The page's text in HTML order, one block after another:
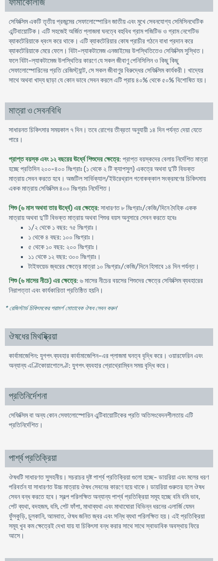
ফার্মাকোলজি
সেফিক্সিম একটি তৃতীয় প্রজন্মের সেফালোস্পোরিন জাতীয় এবং মুখে সেবনযোগ্য সেমিসিনথেটিক
এন্টিবায়োটিক। এটি সহজেই অর্জিত প্লাজমা ঘনত্বে বহুবিধ গ্রাম পজিটিভ ও গ্রাম নেগেটিভ
ব্যাকটেরিয়াকে ধ্বংস করে থাকে। এটি ব্যাকটেরিয়ার কোষ প্রাচীর গঠনে বাধা প্রদান করে
ব্যাকটেরিয়াকে মেরে ফেলে। বিটা-ল্যাকটামেজ এনজাইমের উপস্থিতিতেও সেফিক্সিম সুস্থিত।
ফলে বিটা-ল্যাকটামেজ উপস্থিতির কারণে যে সকল জীবাণু পেনিসিলিন ও কিছু কিছু
সেফালোস্পোরিনের প্রতি রেজিস্ট্যান্ট, সে সকল জীবাণুর বিরুদ্ধের সেফিক্সিম কার্যকরী। খাদ্যের
সাথে অথবা খাদ্য ছাড়া যে কোন ভাবে সেবন করলে এটি প্রায় ৪০% থেকে ৫০% বিশোষিত হয়।
মাত্রা ও সেবনবিধি
সাধারনত চিকিৎসার সময়কাল ৭ দিন। তবে রোগের তীব্রতা অনুযায়ী ১৪ দিন পর্যন্ত দেয়া যেতে
পারে।
প্রাপ্ত বয়স্ক এবং ১২ বছরের ঊর্ধ্বে শিশুদের ক্ষেত্রে: প্রাপ্ত বয়স্কদের বেলায় নির্দেশিত মাত্রা
হচ্ছে প্রতিদিন ২০০-৪০০ মিঃগ্রাঃ (১ থেকে ২ টি ক্যাপসুল) একত্রে অথবা দু’টি বিভক্ত
মাত্রায় সেবন করতে হবে। অজটিল সার্ভিক্যাল/ইউরেথ্রাল গনোকক্কাল সংক্রমণের চিকিৎসায়
একক মাত্রায় সেফিক্সিম ৪০০ মিঃগ্রাঃ নির্দেশিত।
শিশু (৬ মাস অথবা তার ঊর্ধ্বে) এর ক্ষেত্রে: সাধারণত ৮ মিঃগ্রাঃ/কেজি/দিনে দৈহিক একক
মাত্রায় অথবা দু’টি বিভক্ত মাত্রায় অথবা শিশুর বয়স অনুসারে সেবন করতে হবেঃ
১/২ থেকে ১ বছর: ৭৫ মিঃগ্রাঃ।
১ থেকে ৪ বছর: ১০০ মিঃগ্রাঃ।
৫ থেকে ১০ বছর: ২০০ মিঃগ্রাঃ।
১১ থেকে ১২ বছর: ৩০০ মিঃগ্রাঃ।
টাইফয়েড জ্বরের ক্ষেত্রে মাত্রা ১০ মিঃগ্রাঃ/কেজি/দিনে হিসাবে ১৪ দিন পর্যন্ত।
শিশু (৬ মাসের নীচে) এর ক্ষেত্রে: ৬ মাসের নীচের বয়সের শিশুদের ক্ষেত্রে সেফিক্সিম ব্যবহারের
নিরাপত্তা এবং কার্যকারিতা প্রতিষ্ঠিত হয়নি।
* রেজিস্টার্ড চিকিৎসকের পরামর্শ মোতাবেক ঔষধ সেবন করুন'
ঔষধের মিথষ্ক্রিয়া
কার্বামাজেপিন: যুগপৎ ব্যবহার কার্বামাজেপিন-এর প্লাজমা ঘনত্ব বৃদ্ধি করে। ওয়ারফেরিন এবং
অন্যান্য এণ্টিকোয়াগোলেণ্ট: যুগপৎ ব্যবহার প্রোথ্রোম্বিন সময় বৃদ্ধি করে।
প্রতিনির্দেশনা
সেফিক্সিম বা অন্য কোন সেফালোস্পোরিন এন্টিবায়োটিকের প্রতি অতিসংবেদনশীলতায় এটি
প্রতিনির্দেশিত।
পার্শ্ব প্রতিক্রিয়া
ঔষধটি সাধারণত সুসহনীয়। সচরাচর দৃষ্ট পার্শ্ব প্রতিক্রিয়া গুলো হচ্ছে- ডায়রিয়া এবং মলের ধরণ
পরিবর্তন যা সাধারণত উচ্চ মাত্রায় ঔষধ সেবনের কারণে হয়ে থাকে। ডায়রিয়া গুরুতর হলে ঔষধ
সেবন বন্ধ করতে হবে। স্বল্প পরিলক্ষিত অন্যান্য পার্শ্ব প্রতিক্রিয়া সমূহ হচ্ছে বমি বমি ভাব,
পেট ব্যথা, বদহজম, বমি, পেট ফাঁপা, মাথাব্যথা এবং মাথাঘোরা বিভিন্ন ধরনের এলার্জি যেমন
ফুঁসকুড়ি, চুলকানি, আমবাত, ঔষধ জনিত জ্বর এবং সন্ধি ব্যথা পরিলক্ষিত হয়। এই প্রতিক্রিয়া
সমূহ খুব কম ক্ষেত্রেই দেখা যায় যা চিকিৎসা বন্ধ করার সাথে সাথে স্বাভাবিক অবস্থায় ফিরে
আসে।